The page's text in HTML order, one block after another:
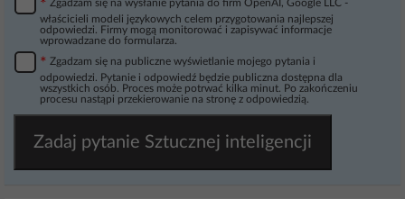
* Zgadzam się na wysłanie pytania do firm OpenAI, Google LLC -
właścicieli modeli językowych celem przygotowania najlepszej
odpowiedzi. Firmy mogą monitorować i zapisywać informacje
wprowadzane do formularza.
* Zgadzam się na publiczne wyświetlanie mojego pytania i
odpowiedzi. Pytanie i odpowiedź będzie publiczna dostępna dla
wszystkich osób. Proces może potrwać kilka minut. Po zakończeniu
procesu nastąpi przekierowanie na stronę z odpowiedzią.
Zadaj pytanie Sztucznej inteligencji